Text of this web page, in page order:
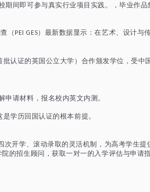
间即可参与真实行业项目实践。，毕业作
（ PEI GES）最新数据显示：在艺术、设计与
认证的英国公立大学）合作颁发学位，受中
请材料，报名校内英文内测。
学历回国认证的根本前提。
开学、滚动录取的灵活机制，为高考学生提
的招生顾问，获取一对一的入学评估与申请